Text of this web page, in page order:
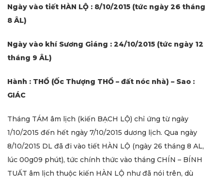
Ngày vào tiết HÀN LỘ : 8/10/2015 (tức ngày 26 tháng
8 ÂL)
Ngày vào khí Sương Giáng : 24/10/2015 (tức ngày 12
tháng 9 ÂL)
Hành : THỔ (Ốc Thượng THỔ – đất nóc nhà) – Sao :
GIÁC
Tháng TÁM âm lịch (kiến BẠCH LỘ) chỉ ứng từ ngày
1/10/2015 đến hết ngày 7/10/2015 dương lịch. Qua ngày
8/10/2015 DL đã đi vào tiết HÀN LỘ (ngày 26 tháng 8 AL,
lúc 00g09 phút), tức chính thức vào tháng CHÍN – BÍNH
TUẤT âm lịch thuộc kiến HÀN LỘ như đã nói trên, dù